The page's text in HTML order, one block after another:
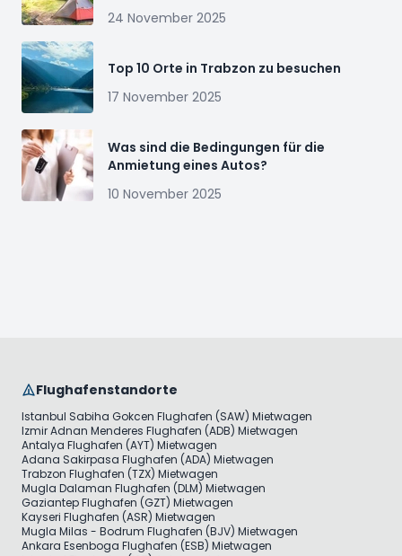
24 November 2025
Top 10 Orte in Trabzon zu besuchen
17 November 2025
Was sind die Bedingungen für die
Anmietung eines Autos?
10 November 2025
Flughafenstandorte
Istanbul Sabiha Gokcen Flughafen (SAW) Mietwagen
Izmir Adnan Menderes Flughafen (ADB) Mietwagen
Antalya Flughafen (AYT) Mietwagen
Adana Sakirpasa Flughafen (ADA) Mietwagen
Trabzon Flughafen (TZX) Mietwagen
Mugla Dalaman Flughafen (DLM) Mietwagen
Gaziantep Flughafen (GZT) Mietwagen
Kayseri Flughafen (ASR) Mietwagen
Mugla Milas - Bodrum Flughafen (BJV) Mietwagen
Ankara Esenboga Flughafen (ESB) Mietwagen